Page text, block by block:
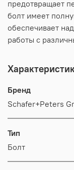
предотвращает
болт имеет
обеспечивает
работы с
Бренд
Schafer+Peters
Тип
Болт